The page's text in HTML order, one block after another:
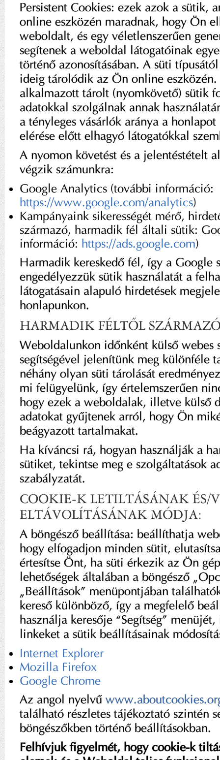
Persistent Cookies: ezek azok a sütik,
online eszközén maradnak, hogy Ön
weboldalt, és egy véletlenszerűen
segítenek a weboldal látogatóinak
történő azonosításában. A süti
ideig tárolódik az Ön online
alkalmazott tárolt (nyomkövető) sütik
adatokkal szolgálnak annak
a tényleges vásárlók aránya a
elérése előtt elhagyó látogatókkal
A nyomon követést és a jelentéstételt
végzik számunkra:
Google Analytics (további információ:
https://www.google.com/analytics)
Kampányaink sikerességét mérő,
származó, harmadik fél általi sütik:
információ: https://ads.google.com)
Harmadik kereskedő fél, így a Google
engedélyezzük sütik használatát a
látogatásain alapuló hirdetések
honlapunkon.
HARMADIK FÉLTŐL
Weboldalunkon időnként külső webes
segítségével jelenítünk meg különféle
néhány olyan süti tárolását
mi felügyelünk, így értelemszerűen
hogy ezek a weboldalak, illetve külső
adatokat gyűjtenek arról, hogy Ön
beágyazott tartalmakat.
Ha kíváncsi rá, hogyan használják a
sütiket, tekintse meg e szolgáltatások
szabályzatát.
COOKIE-K LETILTÁSÁNAK ÉS/
ELTÁVOLÍTÁSÁNAK MÓDJA:
A böngésző beállítása: beállíthatja
hogy elfogadjon minden sütit,
értesítse Önt, ha süti érkezik az Ön
lehetőségek általában a böngésző
„Beállítások” menüpontjában
kereső különböző, így a megfelelő
használja keresője “Segítség”
linkeket a sütik beállításainak
Internet Explorer
Mozilla Firefox
Google Chrome
Az angol nyelvű
található részletes tájékoztató szintén
böngészőkben történő beállításokban.
Felhívjuk figyelmét, hogy cookie-k